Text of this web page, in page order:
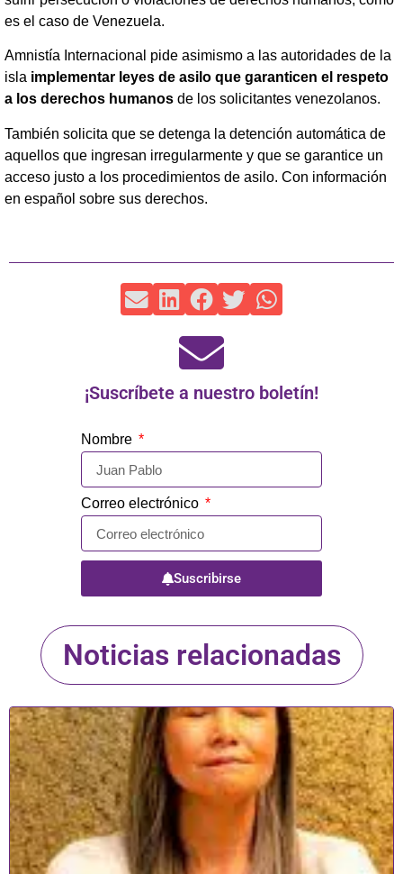
es el caso de Venezuela.
Amnistía Internacional pide asimismo a las autoridades de la
isla implementar leyes de asilo que garanticen el respeto
a los derechos humanos de los solicitantes venezolanos.
También solicita que se detenga la detención automática de
aquellos que ingresan irregularmente y que se garantice un
acceso justo a los procedimientos de asilo. Con información
en español sobre sus derechos.
¡Suscríbete a nuestro boletín!
Nombre
Correo electrónico
Suscribirse
Noticias relacionadas